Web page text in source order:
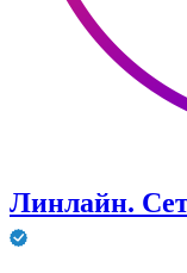
Линлайн.